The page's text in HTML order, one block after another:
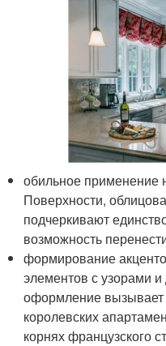
обильное применение
Поверхности,
подчеркивают
возможность
формирование
элементов с узорами
оформление вызывает
королевских
корнях французского